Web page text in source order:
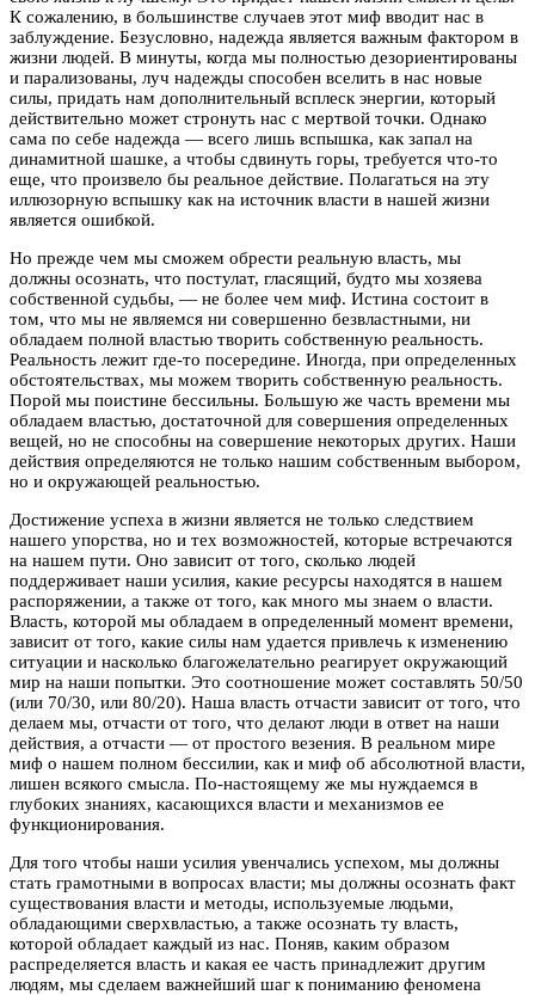
К сожалению, в большинстве случаев этот миф вводит нас в
заблуждение. Безусловно, надежда является важным фактором в
жизни людей. В минуты, когда мы полностью дезориентированы
и парализованы, луч надежды способен вселить в нас новые
силы, придать нам дополнительный всплеск энергии, который
действительно может стронуть нас с мертвой точки. Однако
сама по себе надежда — всего лишь вспышка, как запал на
динамитной шашке, а чтобы сдвинуть горы, требуется что-то
еще, что произвело бы реальное действие. Полагаться на эту
иллюзорную вспышку как на источник власти в нашей жизни
является ошибкой.
Но прежде чем мы сможем обрести реальную власть, мы
должны осознать, что постулат, гласящий, будто мы хозяева
собственной судьбы, — не более чем миф. Истина состоит в
том, что мы не являемся ни совершенно безвластными, ни
обладаем полной властью творить собственную реальность.
Реальность лежит где-то посередине. Иногда, при определенных
обстоятельствах, мы можем творить собственную реальность.
Порой мы поистине бессильны. Большую же часть времени мы
обладаем властью, достаточной для совершения определенных
вещей, но не способны на совершение некоторых других. Наши
действия определяются не только нашим собственным выбором,
но и окружающей реальностью.
Достижение успеха в жизни является не только следствием
нашего упорства, но и тех возможностей, которые встречаются
на нашем пути. Оно зависит от того, сколько людей
поддерживает наши усилия, какие ресурсы находятся в нашем
распоряжении, а также от того, как много мы знаем о власти.
Власть, которой мы обладаем в определенный момент времени,
зависит от того, какие силы нам удается привлечь к изменению
ситуации и насколько благожелательно реагирует окружающий
мир на наши попытки. Это соотношение может составлять 50/50
(или 70/30, или 80/20). Наша власть отчасти зависит от того, что
делаем мы, отчасти от того, что делают люди в ответ на наши
действия, а отчасти — от простого везения. В реальном мире
миф о нашем полном бессилии, как и миф об абсолютной власти,
лишен всякого смысла. По-настоящему же мы нуждаемся в
глубоких знаниях, касающихся власти и механизмов ее
функционирования.
Для того чтобы наши усилия увенчались успехом, мы должны
стать грамотными в вопросах власти; мы должны осознать факт
существования власти и методы, используемые людьми,
обладающими сверхвластью, а также осознать ту власть,
которой обладает каждый из нас. Поняв, каким образом
распределяется власть и какая ее часть принадлежит другим
людям, мы сделаем важнейший шаг к пониманию феномена